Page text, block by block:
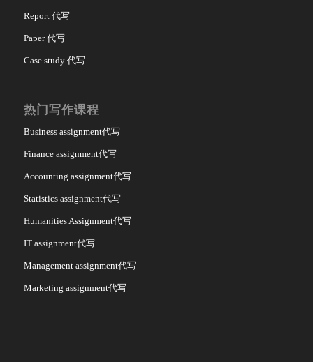
Report 代写
Paper 代写
Case study 代写
热门写作课程
Business assignment代写
Finance assignment代写
Accounting assignment代写
Statistics assignment代写
Humanities Assignment代写
IT assignment代写
Management assignment代写
Marketing assignment代写